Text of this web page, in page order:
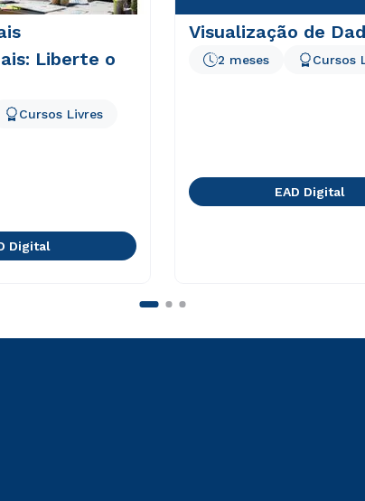
Liberte o
Cursos Livres
Digital
Visualização de
2 meses Cursos
EAD Digital